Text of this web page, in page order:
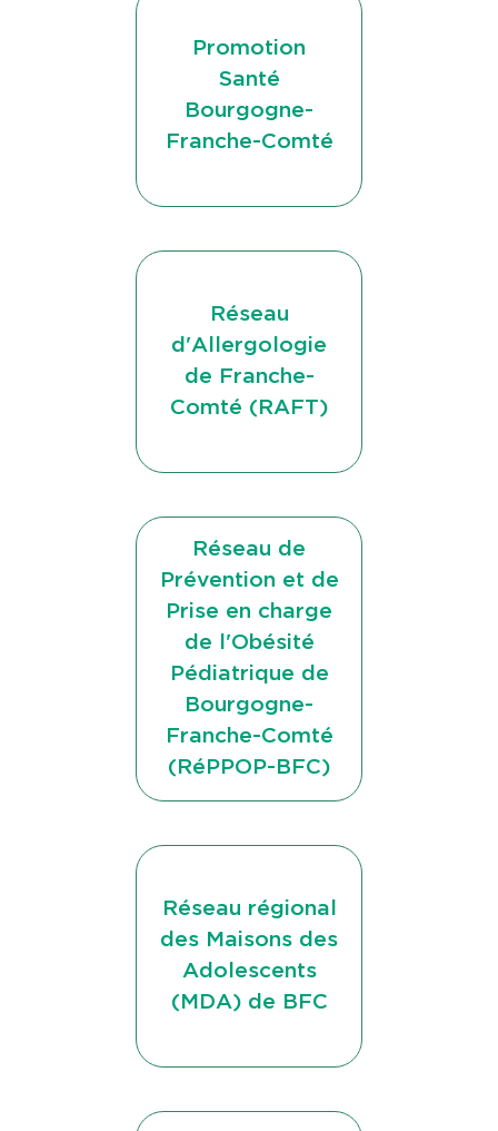
Promotion
Santé
Bourgogne-
Franche-Comté
Réseau
d'Allergologie
de Franche-
Comté (RAFT)
Réseau de
Prévention et de
Prise en charge
de l'Obésité
Pédiatrique de
Bourgogne-
Franche-Comté
(RéPPOP-BFC)
Réseau régional
des Maisons des
Adolescents
(MDA) de BFC